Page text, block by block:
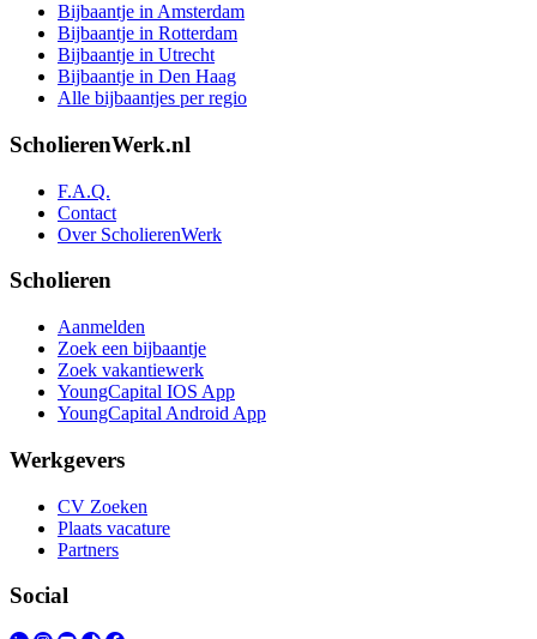
Bijbaantje in Amsterdam
Bijbaantje in Rotterdam
Bijbaantje in Utrecht
Bijbaantje in Den Haag
Alle bijbaantjes per regio
ScholierenWerk.nl
F.A.Q.
Contact
Over ScholierenWerk
Scholieren
Aanmelden
Zoek een bijbaantje
Zoek vakantiewerk
YoungCapital IOS App
YoungCapital Android App
Werkgevers
CV Zoeken
Plaats vacature
Partners
Social